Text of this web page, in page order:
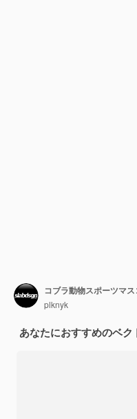
コブラ動物スポーツマ
plknyk
あなたにおすすめのベク